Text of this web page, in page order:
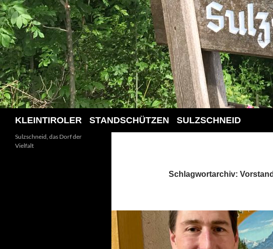
KLEINTIROLER STANDSCHÜTZEN SULZSCHNEID
Schlagwortarchiv: Vorstand
Sulzschneid, das Dorf der
Vielfalt